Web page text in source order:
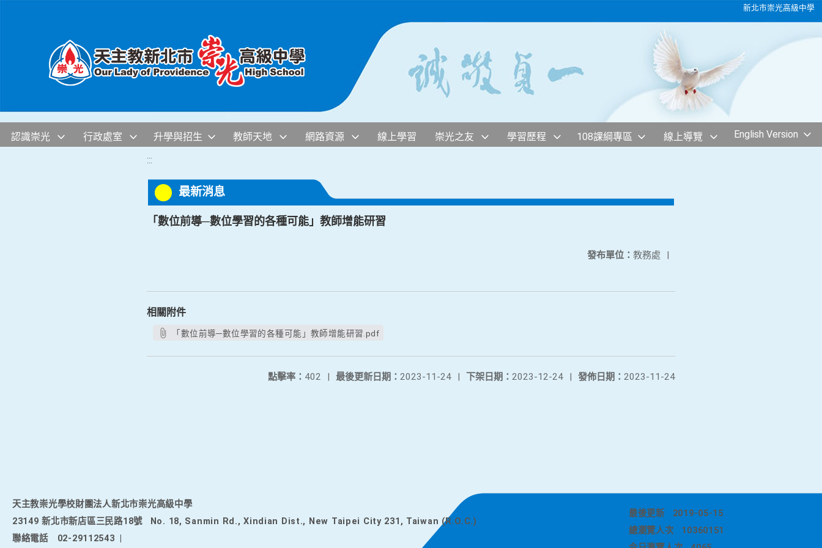
新北市崇光高級中學
認識崇光 行政處室 升學與招生 教師天地 網路資源 線上學習 崇光之友 學習歷程 108課綱專區 線上導覽 English Version
:::
最新消息
「數位前導─數位學習的各種可能」教師增能研習
發布單位： 教務處 |
相關附件
「數位前導─數位學習的各種可能」教師增能研習.pdf
發佈日期： 2023-11-24
下架日期： 2023-12-24 |
最後更新日期： 2023-11-24 |
點擊率： 402 |
天主教崇光學校財團法人新北市崇光高級中學
23149 新北市新店區三民路18號
No. 18, Sanmin Rd., Xindian Dist., New Taipei City 231, Taiwan (R.O.C.)
聯絡電話
02-29112543
最後更新
2019-05-15
總瀏覽人次
10360151